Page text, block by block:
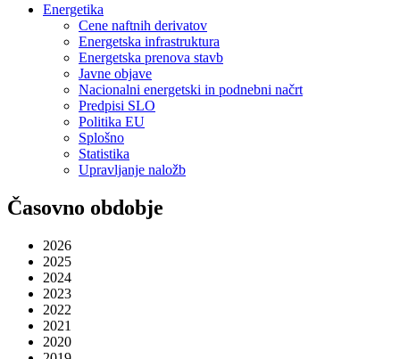
Energetika
Cene naftnih derivatov
Energetska infrastruktura
Energetska prenova stavb
Javne objave
Nacionalni energetski in podnebni načrt
Predpisi SLO
Politika EU
Splošno
Statistika
Upravljanje naložb
Časovno obdobje
2026
2025
2024
2023
2022
2021
2020